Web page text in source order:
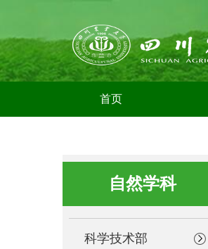
首页
自然学科
科学技术部